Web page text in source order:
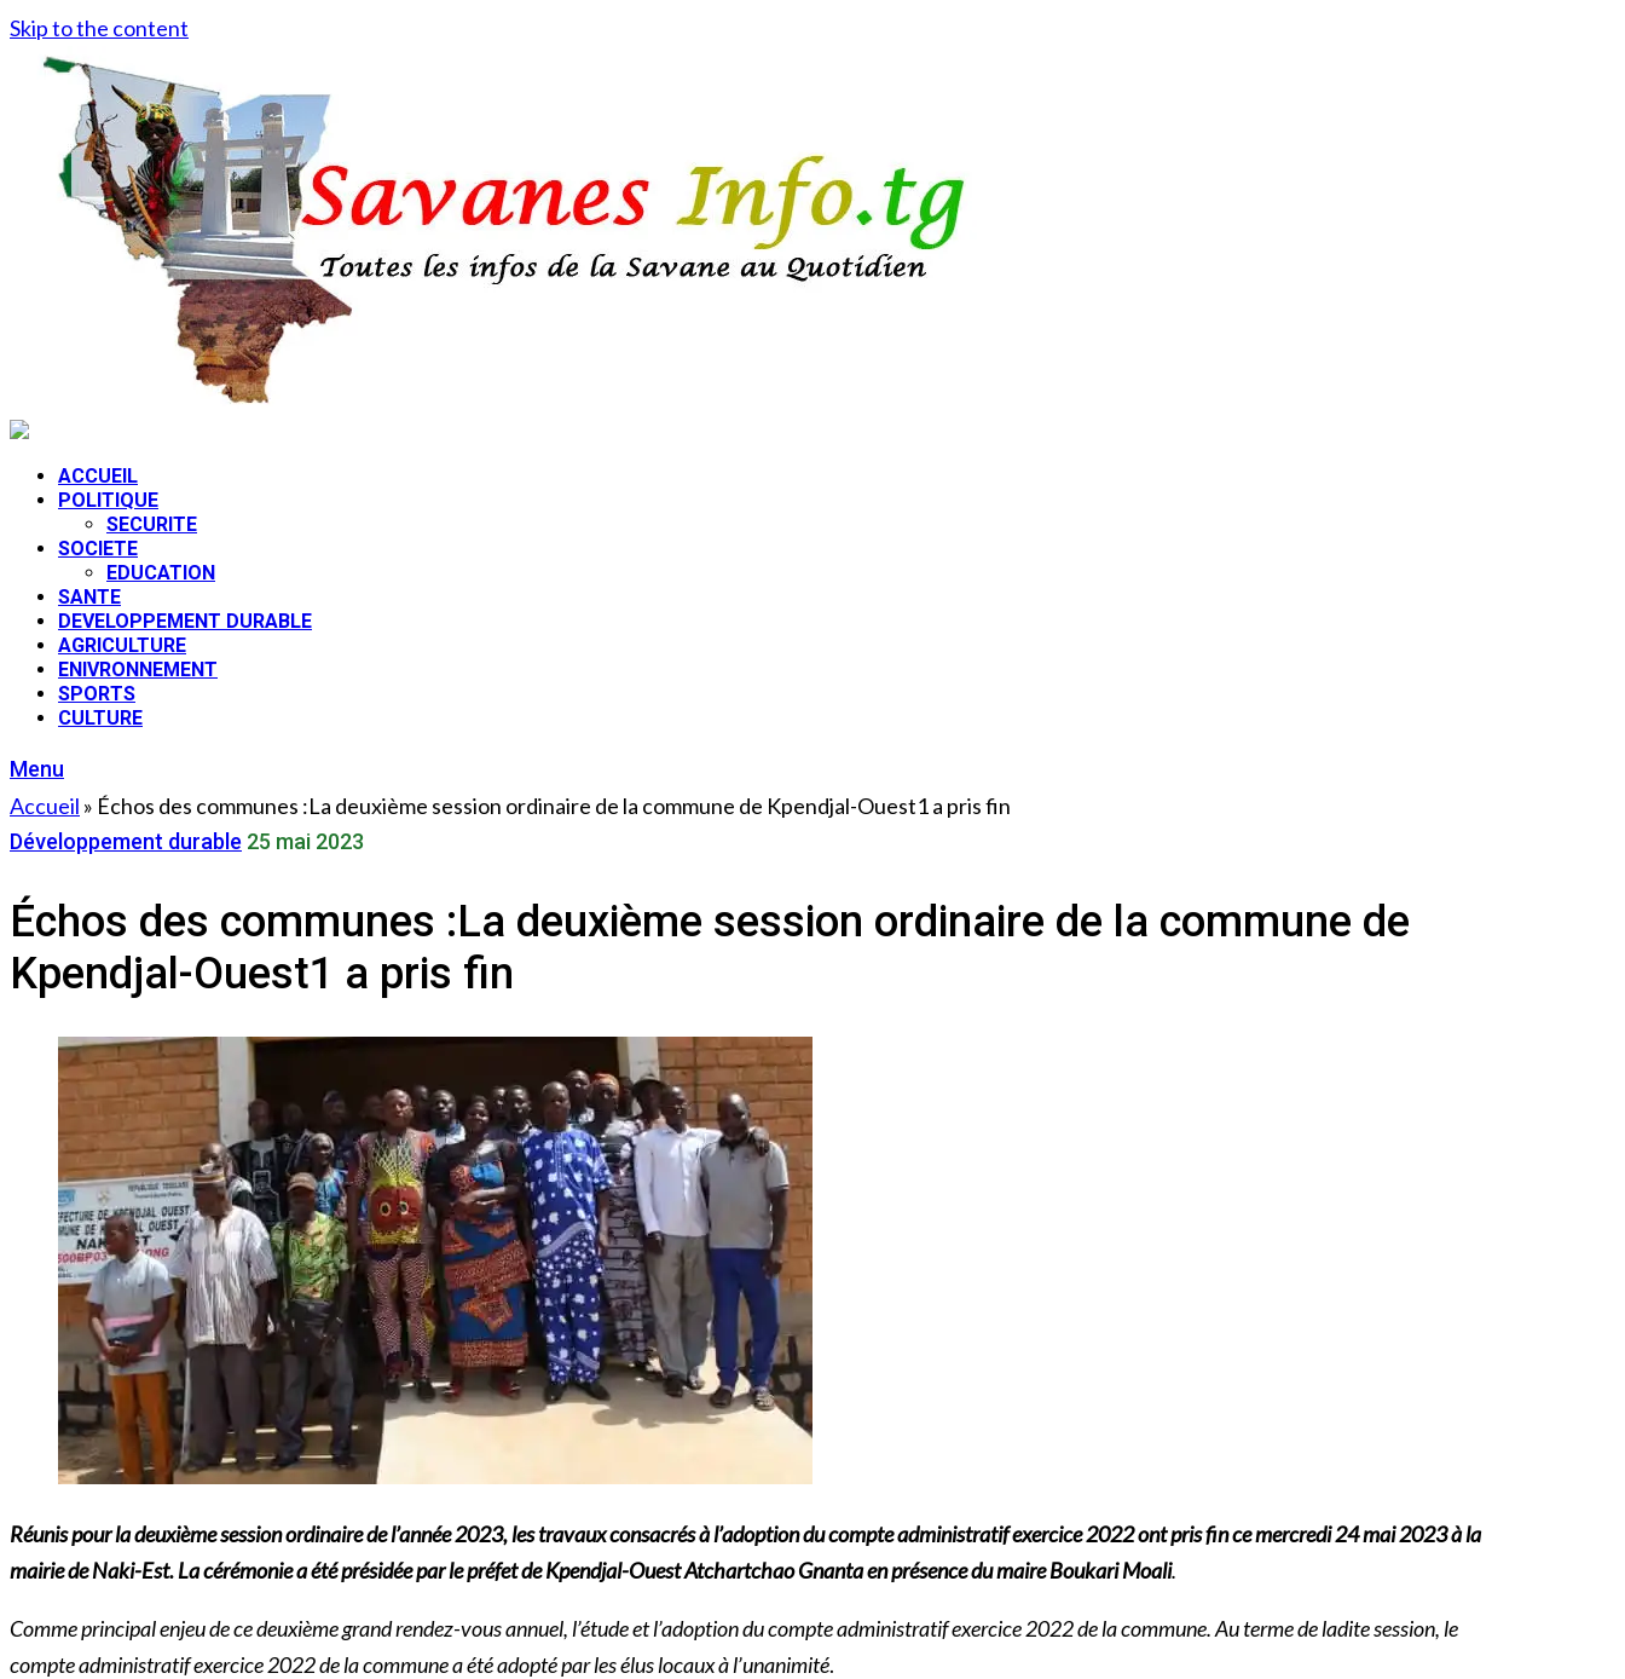
Skip to the content
ACCUEIL
POLITIQUE
SECURITE
SOCIETE
EDUCATION
SANTE
DEVELOPPEMENT DURABLE
AGRICULTURE
ENIVRONNEMENT
SPORTS
CULTURE
Menu
Accueil » Échos des communes :La deuxième session ordinaire de la commune de Kpendjal-Ouest1 a pris fin
Développement durable 25 mai 2023
Échos des communes :La deuxième session ordinaire de la commune de
Kpendjal-Ouest1 a pris fin
Réunis pour la deuxième session ordinaire de l’année 2023, les travaux consacrés à l’adoption du compte administratif exercice 2022 ont pris fin ce mercredi 24 mai 2023 à la
mairie de Naki-Est. La cérémonie a été présidée par le préfet de Kpendjal-Ouest Atchartchao Gnanta en présence du maire Boukari Moali.
Comme principal enjeu de ce deuxième grand rendez-vous annuel, l’étude et l’adoption du compte administratif exercice 2022 de la commune. Au terme de ladite session, le
compte administratif exercice 2022 de la commune a été adopté par les élus locaux à l’unanimité.